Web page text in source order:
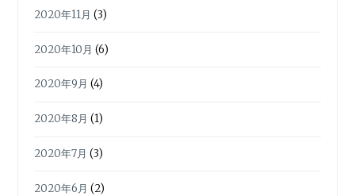
2020年11月 (3)
2020年10月 (6)
2020年9月 (4)
2020年8月 (1)
2020年7月 (3)
2020年6月 (2)